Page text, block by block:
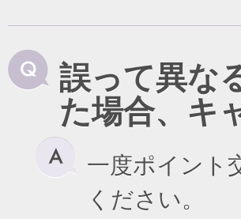
誤って異な
た場合、キ
一度ポイント
ください。